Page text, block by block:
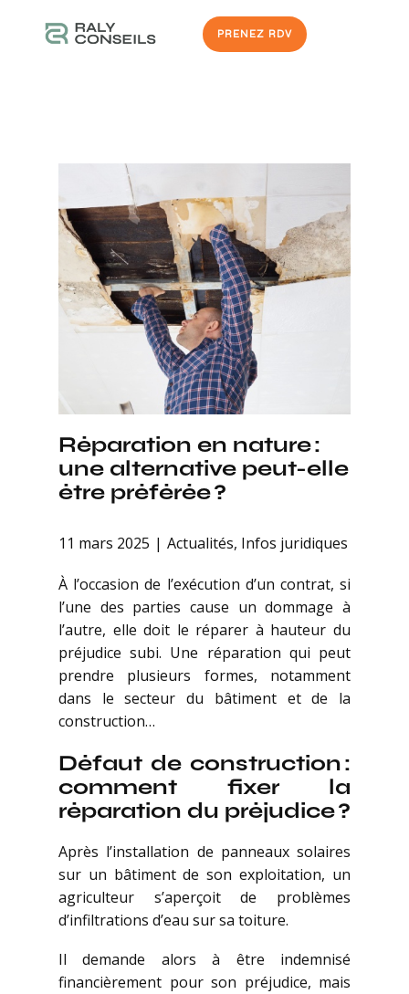
PRENEZ RDV
Réparation en nature :
une alternative peut-elle
être préférée ?
11 mars 2025 Actualités, Infos juridiques
À l’occasion de l’exécution d’un contrat, si
l’une des parties cause un dommage à
l’autre, elle doit le réparer à hauteur du
préjudice subi. Une réparation qui peut
prendre plusieurs formes, notamment
dans le secteur du bâtiment et de la
construction…
Défaut de construction :
comment fixer la
réparation du préjudice ?
Après l’installation de panneaux solaires
sur un bâtiment de son exploitation, un
agriculteur s’aperçoit de problèmes
d’infiltrations d’eau sur sa toiture.
Il demande alors à être indemnisé
financièrement pour son préjudice, mais